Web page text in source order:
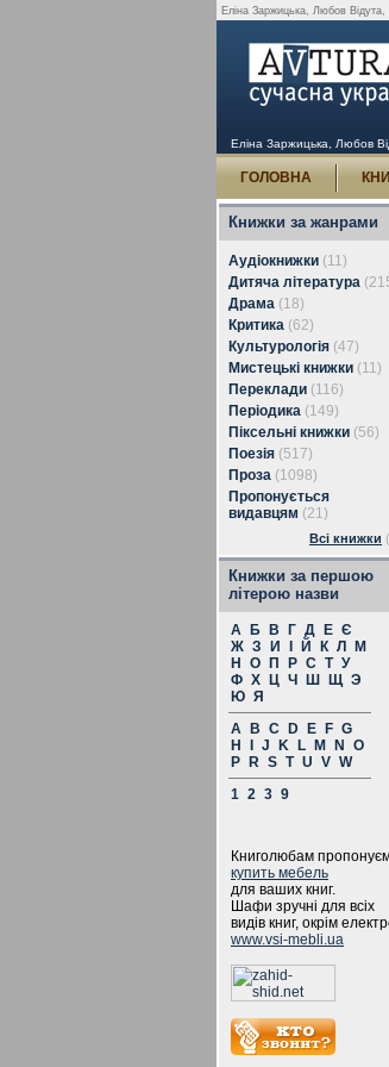
Еліна Заржицька, Любов
Еліна Заржицька, Любов
ГОЛОВНА
Книжки за жанрами
Аудіокнижки (11)
Дитяча література
Драма (18)
Критика (62)
Культурологія (47)
Мистецькі книжки (11)
Переклади (116)
Періодика (149)
Піксельні книжки (56)
Поезія (517)
Проза (1098)
Пропонується
видавцям (21)
Всі книжки
Книжки за першою
літерою назви
А Б В Г Д Е Є
Ж З И Й К Л
М
Н
О П Р С Т У
Ф Х Ц Ч Ш Щ Э
Ю Я
A
B C D E F G
H
J K L M N
O
P
R S T U V W
1 2 3 9
Книголюбам
купить мебель
для ваших книг.
Шафи зручні для всіх
видів книг, окрім
www.vsi-mebli.ua